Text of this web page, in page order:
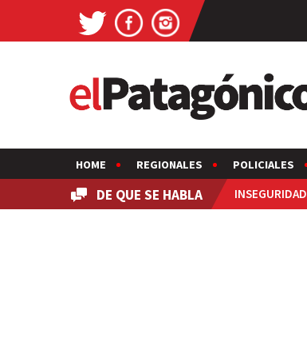
HOME REGIONALES POLICIALES
DE QUE SE HABLA INSEGURIDAD